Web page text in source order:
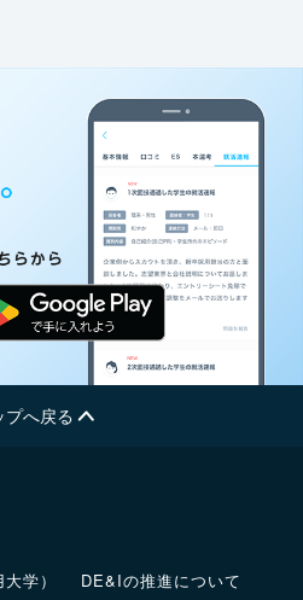
プへ戻る
学）
DE&Iの推進について